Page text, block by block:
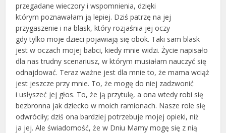
przegadane wieczory i wspomnienia, dzięki
którym poznawałam ją lepiej. Dziś patrzę na jej
przygaszenie i na blask, który rozjaśnia jej oczy
gdy tylko moje dzieci pojawiają się obok. Taki sam blask
jest w oczach mojej babci, kiedy mnie widzi. Życie napisało
dla nas trudny scenariusz, w którym musiałam nauczyć się
odnajdować. Teraz ważne jest dla mnie to, że mama wciąż
jest jeszcze przy mnie. To, że mogę do niej zadzwonić
i usłyszeć jej głos. To, że ją przytulę, a ona wtedy robi się
bezbronna jak dziecko w moich ramionach. Nasze role się
odwróciły; dziś ona bardziej potrzebuje mojej opieki, niż
ja jej. Ale świadomość, że w Dniu Mamy mogę się z nią